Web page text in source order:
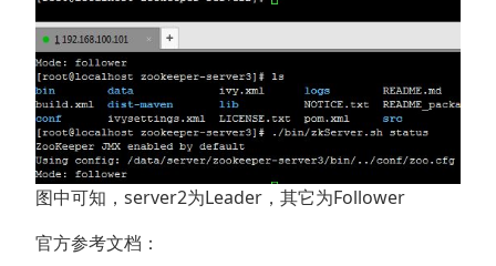
图中可知，server2为Leader，其它为Follower
官方参考文档：